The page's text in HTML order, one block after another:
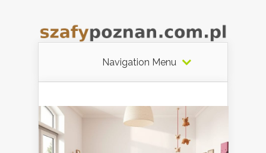
Navigation Menu